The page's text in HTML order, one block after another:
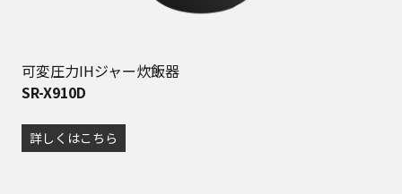
可変圧力IHジャー炊飯器
SR-X910D
詳しくはこちら